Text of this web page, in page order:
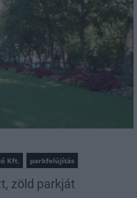
Kft.
parkfelújítás
zöld parkját